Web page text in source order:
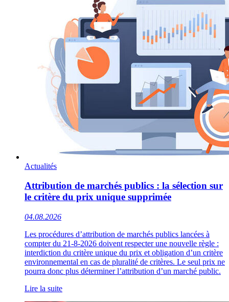
Actualités
Attribution de marchés publics : la sélection sur
le critère du prix unique supprimée
04.08.2026
Les procédures d’attribution de marchés publics lancées à
compter du 21-8-2026 doivent respecter une nouvelle règle :
interdiction du critère unique du prix et obligation d’un critère
environnemental en cas de pluralité de critères. Le seul prix ne
pourra donc plus déterminer l’attribution d’un marché public.
Lire la suite